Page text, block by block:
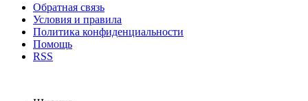
Обратная связь
Условия и правила
Политика конфиденциальности
Помощь
RSS